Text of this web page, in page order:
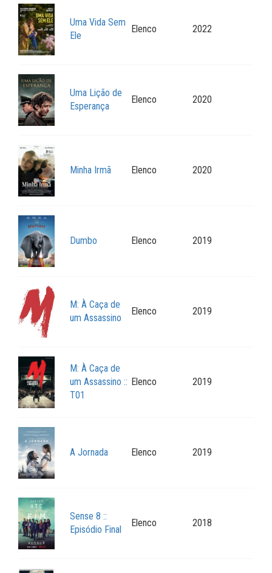
Uma Vida Sem
Ele
Elenco 2022
Uma Lição de
Esperança
Elenco 2020
Minha Irmã Elenco 2020
Dumbo Elenco 2019
M: À Caça de
um Assassino
Elenco 2019
M: À Caça de
um Assassino ::
T01
Elenco 2019
A Jornada Elenco 2019
Sense 8 ::
Episódio Final
Elenco 2018